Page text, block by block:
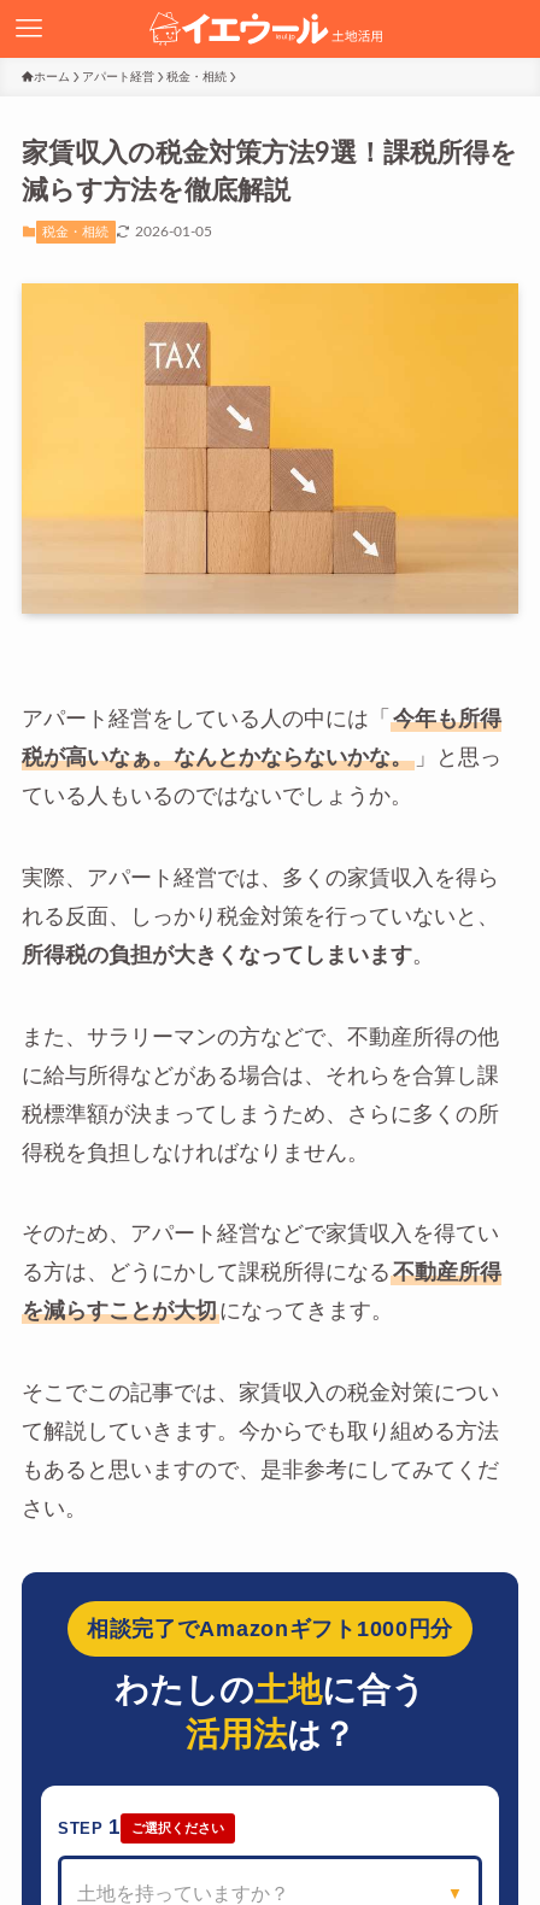
ホーム アパート経営 税金・相続
家賃収入の税金対策方法9選！課税所得を
減らす方法を徹底解説
税金・相続 2026-01-05
アパート経営をしている人の中には「 今年も所得
税が高いなぁ。なんとかならないかな。」と思っ
ている人もいるのではないでしょうか。
実際、アパート経営では、多くの家賃収入を得ら
れる反面、しっかり税金対策を行っていないと、
所得税の負担が大きくなってしまいます。
また、サラリーマンの方などで、不動産所得の他
に給与所得などがある場合は、それらを合算し課
税標準額が決まってしまうため、さらに多くの所
得税を負担しなければなりません。
そのため、アパート経営などで家賃収入を得てい
る方は、どうにかして課税所得になる 不動産所得
を減らすことが大切になってきます。
そこでこの記事では、家賃収入の税金対策につい
て解説していきます。今からでも取り組める方法
もあると思いますので、是非参考にしてみてくだ
さい。
相談完了でAmazonギフト1000円分
わたしの土地に合う
活用法は？
STEP 1 ご選択ください
土地を持っていますか？ ▼